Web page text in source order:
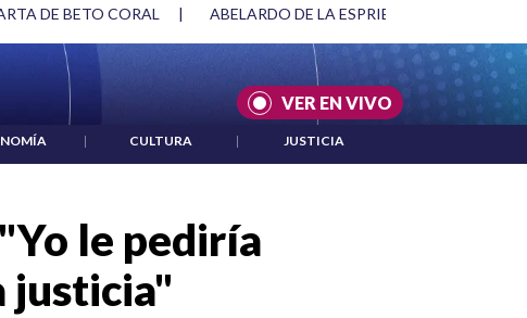
LA ESPRIELLA Y DMG | ACUERDOS ENTRE ESTADOS UNIDOS E
VER EN VIVO
| CULTURA | JUSTICIA
le pediría
justicia"